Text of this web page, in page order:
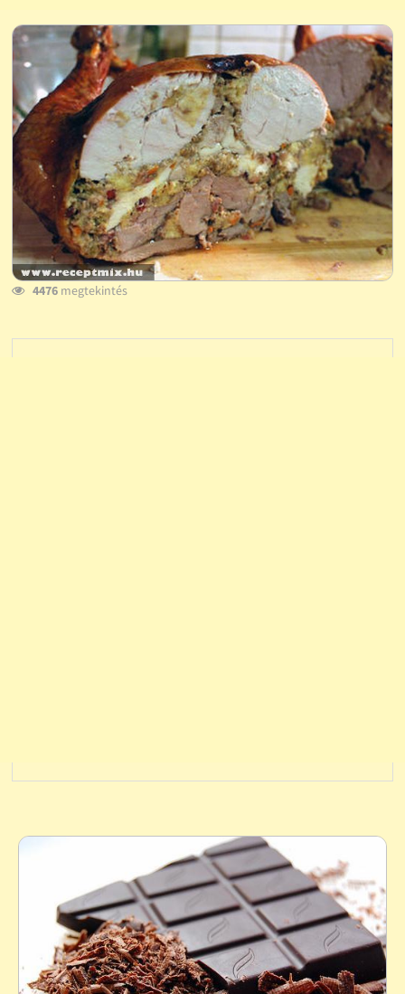
4476megtekintés